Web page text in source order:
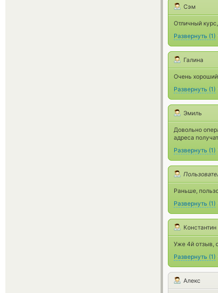
Сэм
Отличный
Развернуть (1)
Галина
Очень
Развернуть (1)
Эмиль
Довольно
адреса
Развернуть (1)
Раньше,
Развернуть (1)
Константин
Уже 4й отзыв,
Развернуть (1)
Алекс